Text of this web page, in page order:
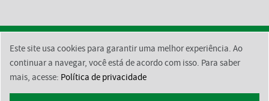
2026 © BsktBrasil
Contato
Equipe Responsável
Políticas de Privacidade
Sobre a WebGo Content
Este site usa cookies para garantir uma melhor experiência. Ao
continuar a navegar, você está de acordo com isso. Para saber
mais, acesse: Política de privacidade